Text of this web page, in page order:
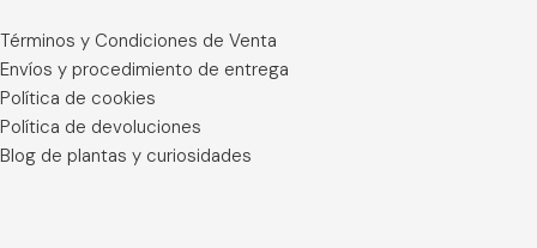
Términos y Condiciones de Venta
Envíos y procedimiento de entrega
Política de cookies
Política de devoluciones
Blog de plantas y curiosidades